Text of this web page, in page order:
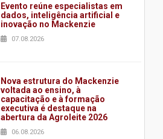
Evento reúne especialistas em
dados, inteligência artificial e
inovação no Mackenzie
07.08.2026
Nova estrutura do Mackenzie
voltada ao ensino, à
capacitação e à formação
executiva é destaque na
abertura da Agroleite 2026
06.08.2026